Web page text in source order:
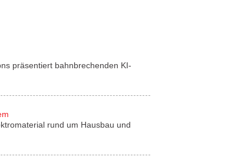
präsentiert bahnbrechenden KI-
rund um Hausbau und